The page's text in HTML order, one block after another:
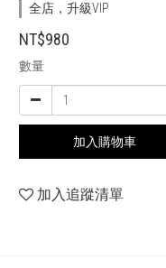
全店，升級VIP
NT$980
數量
加入購物車
加入追蹤清單